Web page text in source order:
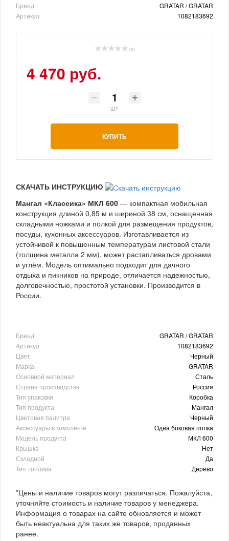
Бренд
GRATAR / GRATAR
Артикул
1082183692
( 0 )
4 470 руб.
шт
КУПИТЬ
СКАЧАТЬ ИНСТРУКЦИЮ
Мангал «Классика» МКЛ 600 — компактная мобильная
конструкция длиной 0,85 м и шириной 38 см, оснащенная
складными ножками и полкой для размещения продуктов,
посуды, кухонных аксессуаров. Изготавливается из
устойчивой к повышенным температурам листовой стали
(толщина металла 2 мм), может растапливаться дровами
и углём. Модель оптимально подходит для дачного
отдыха и пикников на природе, отличается надежностью,
долговечностью, простотой установки. Производится в
России.
Бренд
GRATAR / GRATAR
Артикул
1082183692
Цвет
Черный
Марка
GRATAR
Основной материал
Сталь
Страна производства
Россия
Тип упаковки
Коробка
Тип продукта
Мангал
Цветовая палитра
Черный
Аксессуары в комплекте
Одна боковая полка
Модель продукта
МКЛ 600
Крышка
Нет
Складной
Да
Тип топлива
Дерево
*Цены и наличие товаров могут различаться. Пожалуйста,
уточняйте стоимость и наличие товаров у менеджера.
Информация о товарах на сайте обновляется и может
быть неактуальна для таких же товаров, проданных
ранее.